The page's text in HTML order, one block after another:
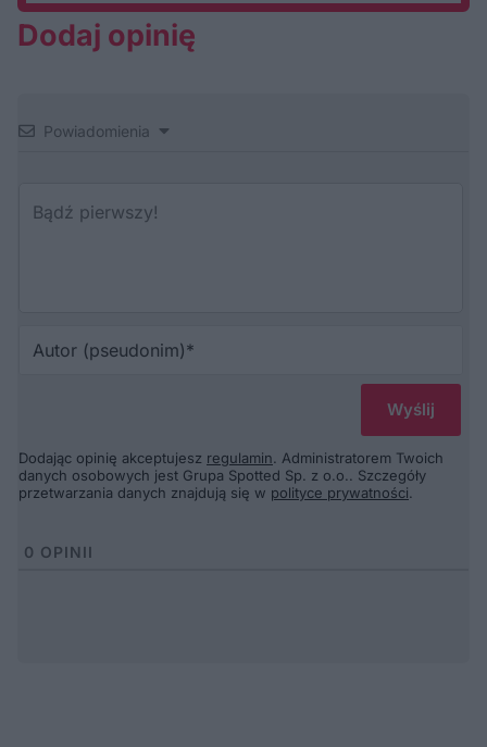
Dodaj opinię
Powiadomienia
Dodając opinię akceptujesz regulamin. Administratorem Twoich
danych osobowych jest Grupa Spotted Sp. z o.o.. Szczegóły
przetwarzania danych znajdują się w polityce prywatności.
0 OPINII